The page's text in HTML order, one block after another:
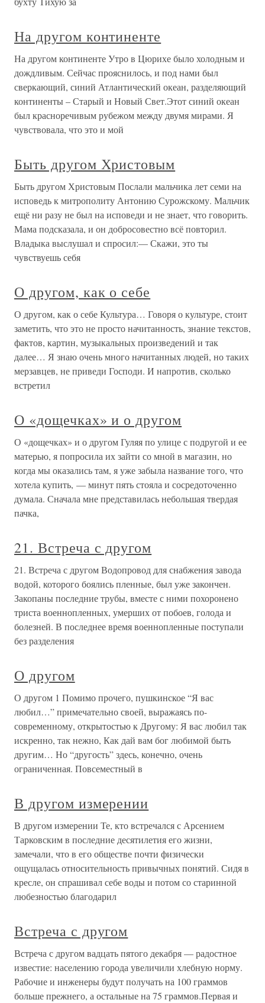
На другом континенте
На другом континенте Утро в Цюрихе было холодным и
дождливым. Сейчас прояснилось, и под нами был
сверкающий, синий Атлантический океан, разделяющий
континенты – Старый и Новый Свет.Этот синий океан
был красноречивым рубежом между двумя мирами. Я
чувствовала, что это и мой
Быть другом Христовым
Быть другом Христовым Послали мальчика лет семи на
исповедь к митрополиту Антонию Сурожскому. Мальчик
ещё ни разу не был на исповеди и не знает, что говорить.
Мама подсказала, и он добросовестно всё повторил.
Владыка выслушал и спросил:— Скажи, это ты
чувствуешь себя
О другом, как о себе
О другом, как о себе Культура… Говоря о культуре, стоит
заметить, что это не просто начитанность, знание текстов,
фактов, картин, музыкальных произведений и так
далее… Я знаю очень много начитанных людей, но таких
мерзавцев, не приведи Господи. И напротив, сколько
встретил
О «дощечках» и о другом
О «дощечках» и о другом Гуляя по улице с подругой и ее
матерью, я попросила их зайти со мной в магазин, но
когда мы оказались там, я уже забыла название того, что
хотела купить, — минут пять стояла и сосредоточенно
думала. Сначала мне представилась небольшая твердая
пачка,
21. Встреча с другом
21. Встреча с другом Водопровод для снабжения завода
водой, которого боялись пленные, был уже закончен.
Закопаны последние трубы, вместе с ними похоронено
триста военнопленных, умерших от побоев, голода и
болезней. В последнее время военнопленные поступали
без разделения
О другом
О другом 1 Помимо прочего, пушкинское “Я вас
любил…” примечательно своей, выражаясь по-
современному, открытостью к Другому: Я вас любил так
искренно, так нежно, Как дай вам бог любимой быть
другим… Но “другость” здесь, конечно, очень
ограниченная. Повсеместный в
В другом измерении
В другом измерении Те, кто встречался с Арсением
Тарковским в последние десятилетия его жизни,
замечали, что в его обществе почти физически
ощущалась относительность привычных понятий. Сидя в
кресле, он спрашивал себе воды и потом со старинной
любезностью благодарил
Встреча с другом
Встреча с другом вадцать пятого декабря — радостное
известие: населению города увеличили хлебную норму.
Рабочие и инженеры будут получать на 100 граммов
больше прежнего, а остальные на 75 граммов.Первая и